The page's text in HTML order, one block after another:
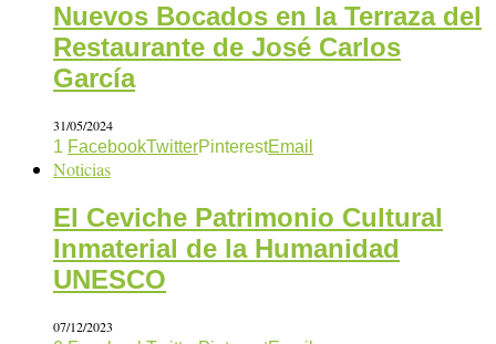
Nuevos Bocados en la Terraza del
Restaurante de José Carlos
García
31/05/2024
1 FacebookTwitterPinterestEmail
Noticias
El Ceviche Patrimonio Cultural
Inmaterial de la Humanidad
UNESCO
07/12/2023